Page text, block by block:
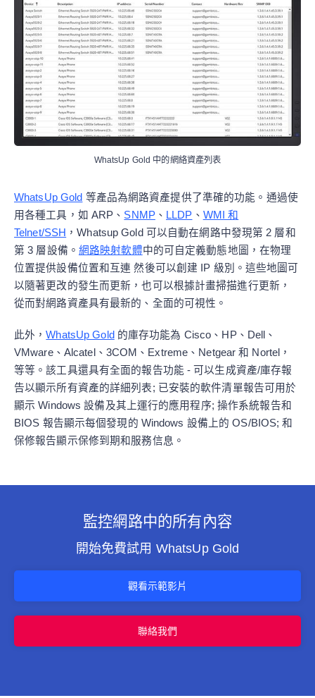
WhatsUp Gold 中的網絡資產列表
WhatsUp Gold 等產品為網路資產提供了準確的功能。通過使
用各種工具，如 ARP、 SNMP、 LLDP 、 WMI 和
Telnet/SSH ，Whatsup Gold 可以自動在網路中發現第 2 層和
第 3 層設備。 網路映射軟體中的可自定義動態地圖，在物理
位置提供設備位置和互連 然後可以創建 IP 級別。這些地圖可
以隨著更改的發生而更新，也可以根據計畫掃描進行更新，
從而對網路資產具有最新的、全面的可視性。
此外，WhatsUp Gold 的庫存功能為 Cisco、HP、Dell、
VMware、Alcatel、3COM、Extreme、Netgear 和 Nortel，
等等。該工具還具有全面的報告功能 - 可以生成資產/庫存報
告以顯示所有資產的詳細列表; 已安裝的軟件清單報告可用於
顯示 Windows 設備及其上運行的應用程序; 操作系統報告和
BIOS 報告顯示每個發現的 Windows 設備上的 OS/BIOS; 和
保修報告顯示保修到期和服務信息。
監控網路中的所有內容
開始免費試用 WhatsUp Gold
觀看示範影片
聯絡我們